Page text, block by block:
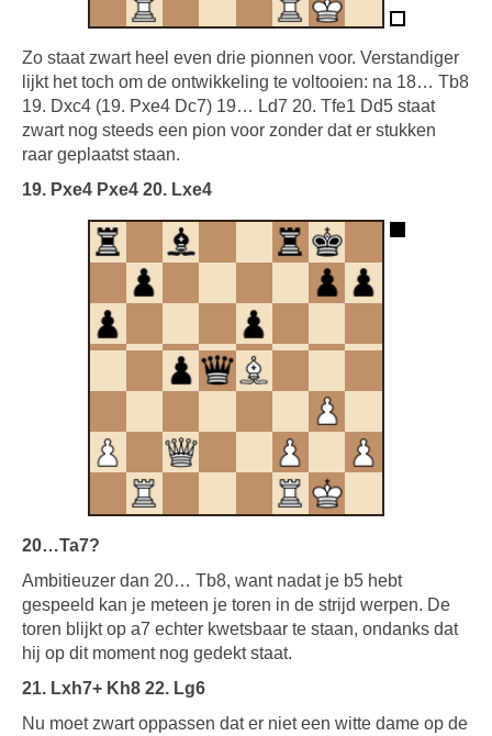
Zo staat zwart heel even drie pionnen voor. Verstandiger
lijkt het toch om de ontwikkeling te voltooien: na 18… Tb8
19. Dxc4 (19. Pxe4 Dc7) 19… Ld7 20. Tfe1 Dd5 staat
zwart nog steeds een pion voor zonder dat er stukken
raar geplaatst staan.
19. Pxe4 Pxe4 20. Lxe4
20…Ta7?
Ambitieuzer dan 20… Tb8, want nadat je b5 hebt
gespeeld kan je meteen je toren in de strijd werpen. De
toren blijkt op a7 echter kwetsbaar te staan, ondanks dat
hij op dit moment nog gedekt staat.
21. Lxh7+ Kh8 22. Lg6
Nu moet zwart oppassen dat er niet een witte dame op de